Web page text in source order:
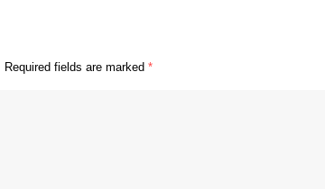
Required fields are marked *